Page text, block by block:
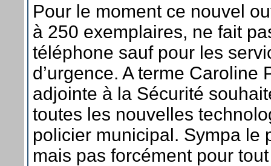
Pour le moment ce nouvel
à 250 exemplaires, ne fait
téléphone sauf pour les
d’urgence. A terme Caroline
adjointe à la Sécurité
toutes les nouvelles
policier municipal. Sympa le
mais pas forcément pour